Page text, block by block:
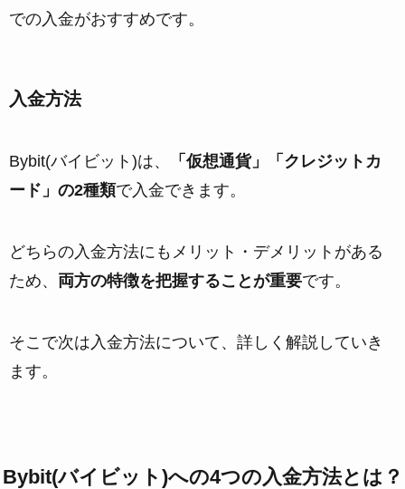
での入金がおすすめです。
入金方法
Bybit(バイビット)は、
「仮想通貨」「クレジットカ
ード」の2種類で入金できます。
どちらの入金方法にもメリット・デメリットがある
ため、 両方の特徴を把握することが重要です。
そこで次は入金方法について、詳しく解説していき
ます。
Bybit(バイビット)への4つの入金方法とは？